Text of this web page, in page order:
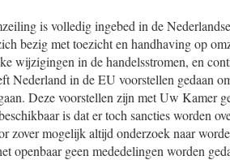
is volledig ingebed in de
bezig met toezicht en handhaving op
wijzigingen in de handelsstromen, en
Nederland in de EU voorstellen gedaan
Deze voorstellen zijn met Uw Kamer
is dat er toch sancties worden
zover mogelijk altijd onderzoek naar
openbaar geen mededelingen worden